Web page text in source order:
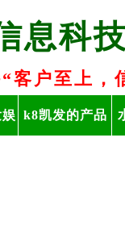
息科
客户至上，
k8凯发的产品